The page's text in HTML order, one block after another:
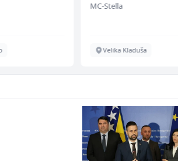
MC-Stella
Velika Kladuša